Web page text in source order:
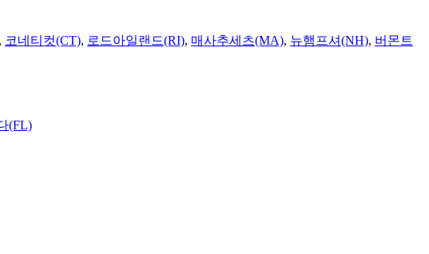
, 코네티컷(CT), 로드아일랜드(RI), 매사추세츠(MA), 뉴햄프셔(NH), 버몬트
(FL)